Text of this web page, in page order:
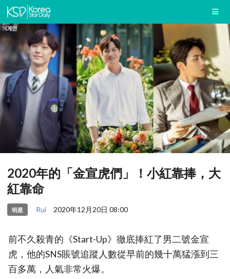
2020年的「金宣虎們」！小紅靠捧，大
紅靠命
明星 Rui 2020年12月20日 08:00
前不久殺青的《Start-Up》徹底捧紅了男二號金宣
虎，他的SNS賬號追蹤人數從早前的幾十萬猛漲到三
百多萬，人氣非常火爆。